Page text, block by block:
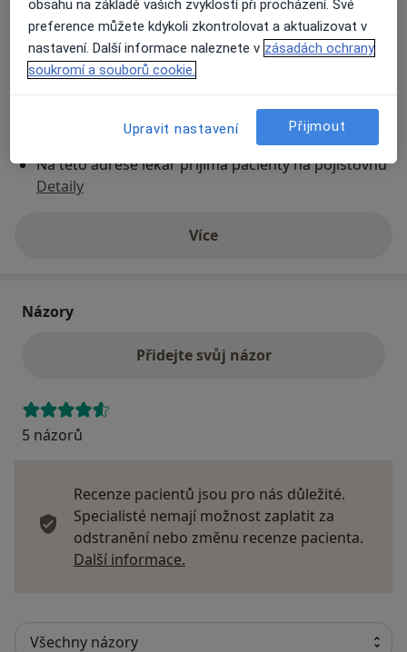
Přiblížit mapuse otevře v nové záložce
Dostupnost
Na této adrese online kalendář není aktivní
Způsoby platby (soukromé návštěvy)
Na teto adrese lékař přijímá pacienty na pojišťovnu
Detaily
Víceo adrese
Názory
Přidejte svůj názor
5 názorů
Recenze pacientů jsou pro nás důležité.
Specialisté nemají možnost zaplatit za
odstranění nebo změnu recenze pacienta.
Další informace.
obsahu na základě vašich zvyklostí při procházení. Své
preference můžete kdykoli zkontrolovat a aktualizovat v
nastavení. Další informace naleznete v zásadách ochrany
soukromí a souborů cookie.
Upravit nastavení Přijmout